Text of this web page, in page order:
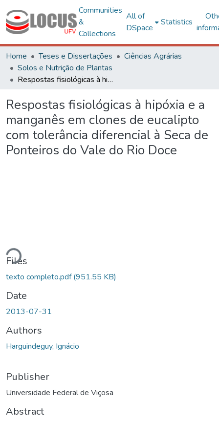
Communities
&
Collections
All of
DSpace
Statistics
Home Teses e Dissertações
Ciências Agrárias
Solos e Nutrição de Plantas
Respostas fisiológicas à hipóxia e a manganês em clones de eucalipto com tolerância diferencial à Seca de Ponteiros do Vale do Rio Doce
Respostas fisiológicas à hipóxia e a
manganês em clones de eucalipto
com tolerância diferencial à Seca de
Ponteiros do Vale do Rio Doce
Loading...
Files
texto completo.pdf(951.55 KB)
Date
2013-07-31
Authors
Harguindeguy, Ignácio
Publisher
Universidade Federal de Viçosa
Abstract